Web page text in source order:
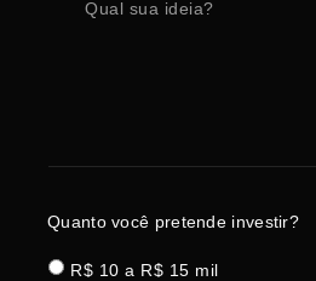
Quanto você pretende investir?
R$ 10 a R$ 15 mil